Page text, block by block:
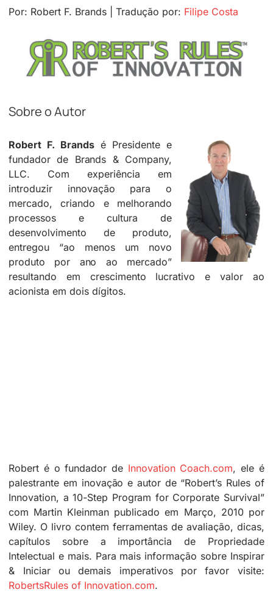
Por: Robert F. Brands | Tradução por: Filipe Costa
Sobre o Autor
Robert F. Brands é Presidente e
fundador de Brands & Company,
LLC. Com experiência em
introduzir innovação para o
mercado, criando e melhorando
processos e cultura de
desenvolvimento de produto,
entregou “ao menos um novo
produto por ano ao mercado”
resultando em crescimento lucrativo e valor ao
acionista em dois dígitos.
Robert é o fundador de Innovation Coach.com, ele é
palestrante em inovação e autor de “Robert’s Rules of
Innovation, a 10-Step Program for Corporate Survival”
com Martin Kleinman publicado em Março, 2010 por
Wiley. O livro contem ferramentas de avaliação, dicas,
capítulos sobre a importância de Propriedade
Intelectual e mais. Para mais informação sobre Inspirar
& Iniciar ou demais imperativos por favor visite:
RobertsRules of Innovation.com.